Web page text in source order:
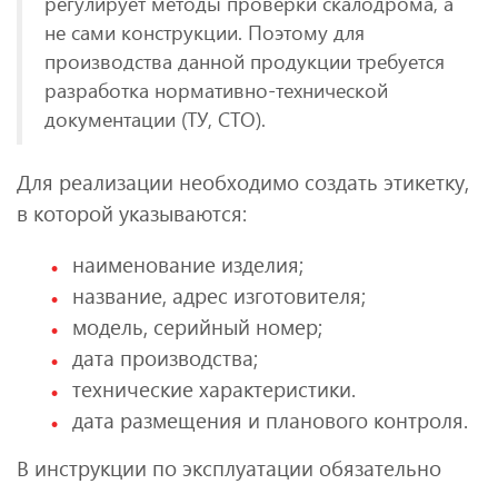
не сами конструкции. Поэтому для
производства данной продукции требуется
разработка нормативно-технической
документации (ТУ, СТО).
Для реализации необходимо создать этикетку,
в которой указываются:
наименование изделия;
название, адрес изготовителя;
модель, серийный номер;
дата производства;
технические характеристики.
дата размещения и планового контроля.
В инструкции по эксплуатации обязательно